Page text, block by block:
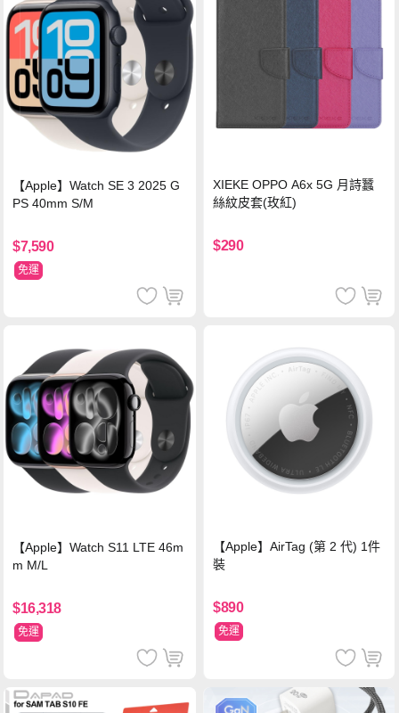
【Apple】Watch SE 3 2025 G
PS 40mm S/M
$7,590
免運
XIEKE OPPO A6x 5G 月詩蠶
絲紋皮套(玫紅)
$290
【Apple】Watch S11 LTE 46m
m M/L
$16,318
免運
【Apple】AirTag (第 2 代) 1件
裝
$890
免運